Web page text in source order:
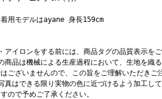
用モデルはayane 身長159cm
アイロンをする前には、商品タグの品質表示をご
商品は機械による生産過程において、生地を織
ございませんので、この旨をご理解いただきご
真はできる限り実物の色に近づけるよう加工し
ので予めご了承ください。